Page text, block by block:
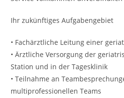
Ihr zukünftiges Aufgabengebiet
• Fachärztliche Leitung einer
• Ärztliche Versorgung der
Station und in der Tagesklinik
• Teilnahme an
multiprofessionellen Teams